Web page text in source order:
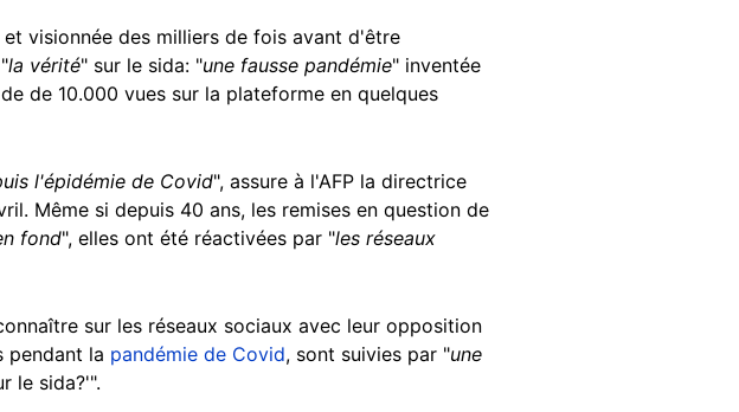
visionnée des milliers de fois avant d'être
la vérité" sur le sida: "une fausse pandémie" inventée
de 10.000 vues sur la plateforme en quelques
l'épidémie de Covid", assure à l'AFP la directrice
Même si depuis 40 ans, les remises en question de
fond", elles ont été réactivées par "les réseaux
sur les réseaux sociaux avec leur opposition
pendant la pandémie de Covid, sont suivies par "une
le sida?'".